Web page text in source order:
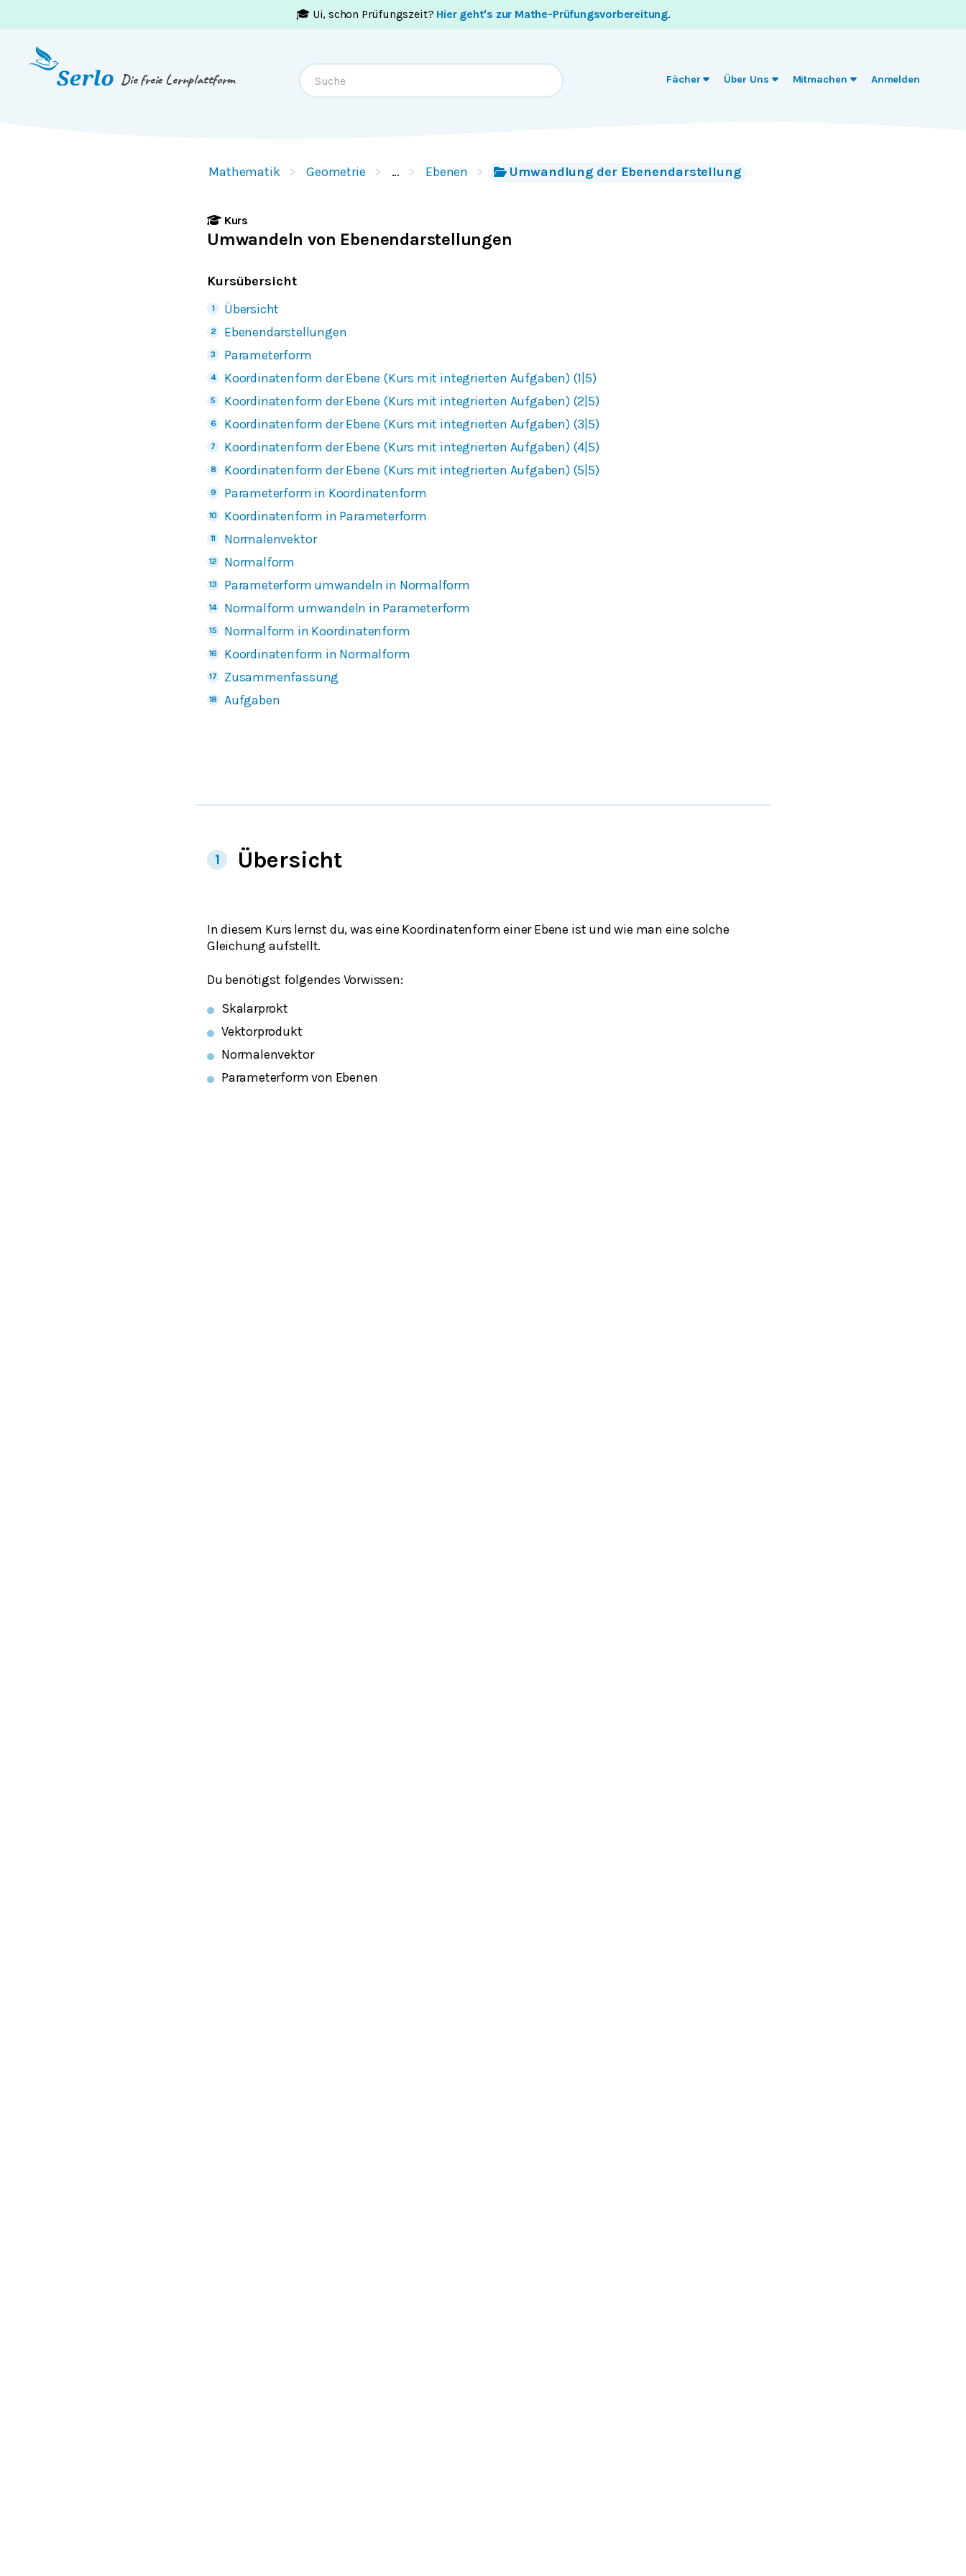
🎓 Ui, schon Prüfungszeit? Hier geht's zur Mathe-Prüfungsvorbereitung.
Die freie Lernplattform Fächer Über Uns Mitmachen Anmelden
Mathematik Geometrie … Ebenen Umwandlung der Ebenendarstellung
Kurs
Umwandeln von Ebenendarstellungen
Kursübersicht
Übersicht
Ebenendarstellungen
Parameterform
Koordinatenform der Ebene (Kurs mit integrierten Aufgaben) (1|5)
Koordinatenform der Ebene (Kurs mit integrierten Aufgaben) (2|5)
Koordinatenform der Ebene (Kurs mit integrierten Aufgaben) (3|5)
Koordinatenform der Ebene (Kurs mit integrierten Aufgaben) (4|5)
Koordinatenform der Ebene (Kurs mit integrierten Aufgaben) (5|5)
Parameterform in Koordinatenform
Koordinatenform in Parameterform
Normalenvektor
Normalform
Parameterform umwandeln in Normalform
Normalform umwandeln in Parameterform
Normalform in Koordinatenform
Koordinatenform in Normalform
Zusammenfassung
Aufgaben
1 Übersicht
In diesem Kurs lernst du, was eine Koordinatenform einer Ebene ist und wie man eine solche
Gleichung aufstellt.
Du benötigst folgendes Vorwissen:
Skalarprokt
Vektorprodukt
Normalenvektor
Parameterform von Ebenen